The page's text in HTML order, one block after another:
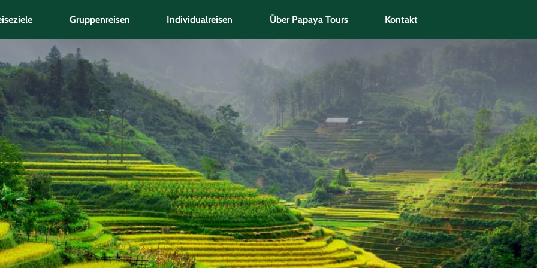
Gruppenreisen Individualreisen Über Papaya Tours Kontakt